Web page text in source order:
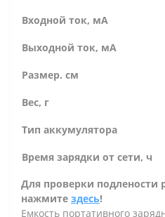
Входной ток, мА
Выходной ток, мА
Размер. см
Вес, г
Тип аккумулятора
Время зарядки от сети, ч
Для проверки подлености
нажмите здесь!
Емкость портативного